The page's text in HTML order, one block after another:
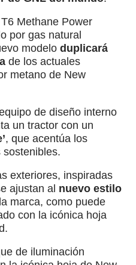
Methane Power
por gas natural
modelo duplicará
de los actuales
metano de New
de diseño interno
un tractor con un
, que acentúa los
exteriores, inspiradas
ajustan al nuevo estilo
marca, como puede
con la icónica hoja
de iluminación